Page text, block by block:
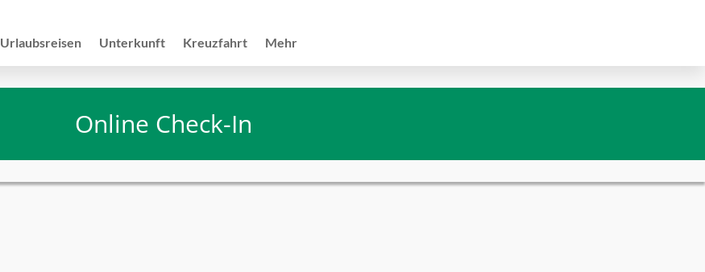
Urlaubsreisen Unterkunft Kreuzfahrt Mehr
Online Check-In